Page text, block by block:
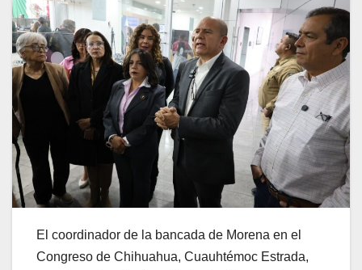
El coordinador de la bancada de Morena en el
Congreso de Chihuahua, Cuauhtémoc Estrada,